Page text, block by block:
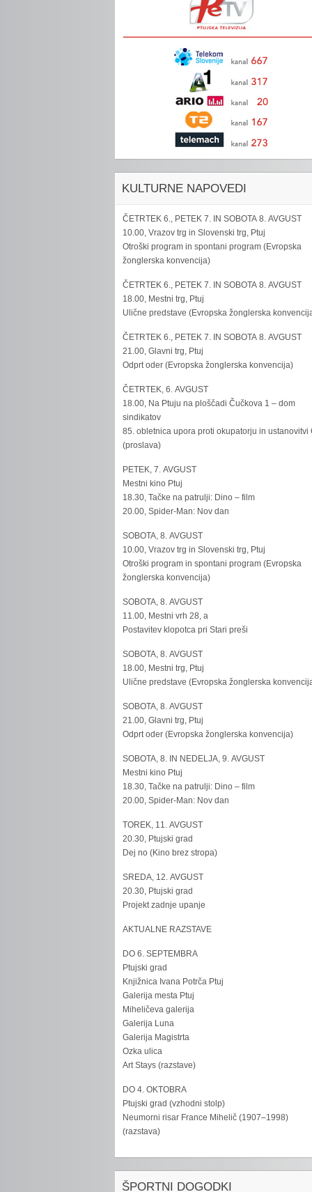
KULTURNE NAPOVEDI
ČETRTEK 6., PETEK 7. IN SOBOTA 8. AVGUST
10.00, Vrazov trg in Slovenski trg, Ptuj
Otroški program in spontani program (Evropska
žonglerska konvencija)
ČETRTEK 6., PETEK 7. IN SOBOTA 8. AVGUST
18.00, Mestni trg, Ptuj
Ulične predstave (Evropska žonglerska
ČETRTEK 6., PETEK 7. IN SOBOTA 8. AVGUST
21.00, Glavni trg, Ptuj
Odprt oder (Evropska žonglerska konvencija)
ČETRTEK, 6. AVGUST
18.00, Na Ptuju na ploščadi Čučkova 1 – dom
sindikatov
85. obletnica upora proti okupatorju in ustanovitvi
(proslava)
PETEK, 7. AVGUST
Mestni kino Ptuj
18.30, Tačke na patrulji: Dino – film
20.00, Spider-Man: Nov dan
SOBOTA, 8. AVGUST
10.00, Vrazov trg in Slovenski trg, Ptuj
Otroški program in spontani program (Evropska
žonglerska konvencija)
SOBOTA, 8. AVGUST
11.00, Mestni vrh 28, a
Postavitev klopotca pri Stari preši
SOBOTA, 8. AVGUST
18.00, Mestni trg, Ptuj
Ulične predstave (Evropska žonglerska
SOBOTA, 8. AVGUST
21.00, Glavni trg, Ptuj
Odprt oder (Evropska žonglerska konvencija)
SOBOTA, 8. IN NEDELJA, 9. AVGUST
Mestni kino Ptuj
18.30, Tačke na patrulji: Dino – film
20.00, Spider-Man: Nov dan
TOREK, 11. AVGUST
20.30, Ptujski grad
Dej no (Kino brez stropa)
SREDA, 12. AVGUST
20.30, Ptujski grad
Projekt zadnje upanje
AKTUALNE RAZSTAVE
DO 6. SEPTEMBRA
Ptujski grad
Knjižnica Ivana Potrča Ptuj
Galerija mesta Ptuj
Miheličeva galerija
Galerija Luna
Galerija Magistrta
Ozka ulica
Art Stays (razstave)
DO 4. OKTOBRA
Ptujski grad (vzhodni stolp)
Neumorni risar France Mihelič (1907–1998)
(razstava)
ŠPORTNI DOGODKI